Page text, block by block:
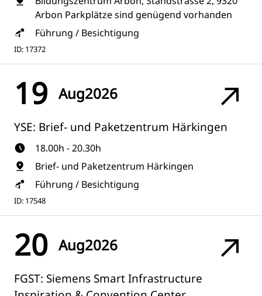
Arbon Parkplätze sind genügend vorhanden
Führung / Besichtigung
ID: 17372
19 Aug2026
YSE: Brief- und Paketzentrum Härkingen
18.00h - 20.30h
Brief- und Paketzentrum Härkingen
Führung / Besichtigung
ID: 17548
20 Aug2026
FGST: Siemens Smart Infrastructure